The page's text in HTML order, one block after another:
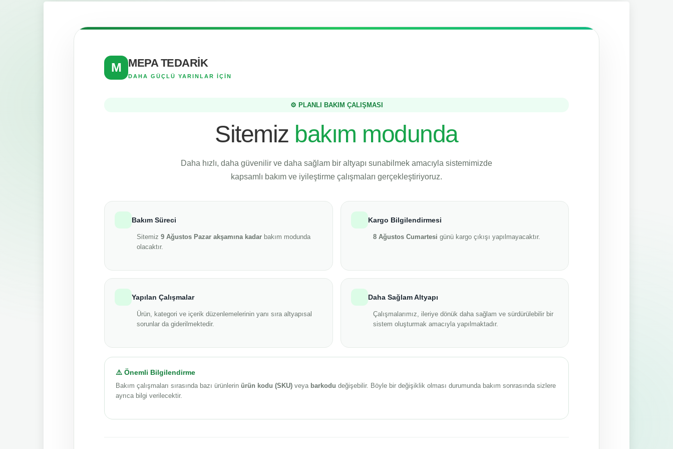
M MEPA TEDARİK
DAHA GÜÇLÜ YARINLAR İÇİN
⚙️ PLANLI BAKIM ÇALIŞMASI
Sitemiz bakım modunda
Daha hızlı, daha güvenilir ve daha sağlam bir altyapı sunabilmek amacıyla sistemimizde
kapsamlı bakım ve iyileştirme çalışmaları gerçekleştiriyoruz.
Bakım Süreci
Sitemiz 9 Ağustos Pazar akşamına kadar bakım modunda
olacaktır.
Kargo Bilgilendirmesi
8 Ağustos Cumartesi günü kargo çıkışı yapılmayacaktır.
Yapılan Çalışmalar
Ürün, kategori ve içerik düzenlemelerinin yanı sıra altyapısal
sorunlar da giderilmektedir.
Daha Sağlam Altyapı
Çalışmalarımız, ileriye dönük daha sağlam ve sürdürülebilir bir
sistem oluşturmak amacıyla yapılmaktadır.
⚠️ Önemli Bilgilendirme
Bakım çalışmaları sırasında bazı ürünlerin ürün kodu (SKU) veya barkodu değişebilir. Böyle bir değişiklik olması durumunda bakım sonrasında sizlere
ayrıca bilgi verilecektir.